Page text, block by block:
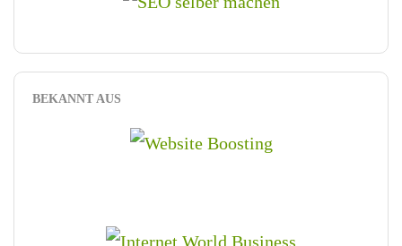
BEKANNT AUS